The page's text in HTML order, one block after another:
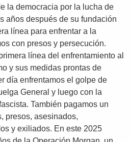
la democracia por la lucha de
años después de su fundación
línea para enfrentar a la
con presos y persecución.
línea del enfrentamiento al
y sus medidas prontas de
día enfrentamos el golpe de
General y luego con la
También pagamos un
presos, asesinados,
y exiliados. En este 2025